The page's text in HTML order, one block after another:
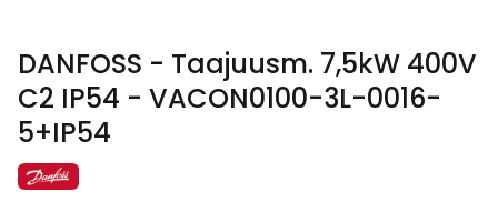
DANFOSS - Taajuusm. 7,5kW 400V
C2 IP54 - VACON0100-3L-0016-
5+IP54